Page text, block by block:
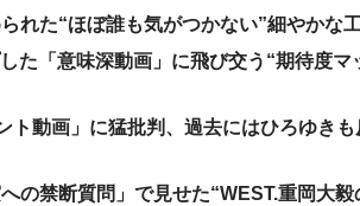
れた“ほぼ誰も気がつかない”細やかな
た「意味深動画」に飛び交う“期待度マ
動画」に猛批判、過去にはひろゆきも
の禁断質問」で見せた“WEST.重岡大毅